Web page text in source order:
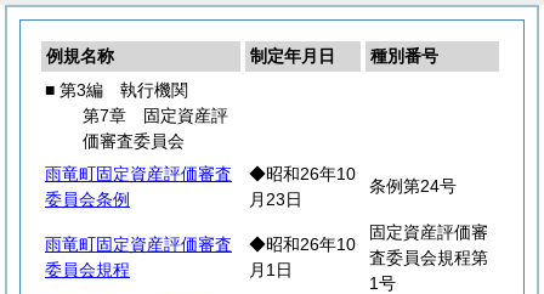
例規名称 制定年月日
種別番号
■ 第3編 執行機関
第7章 固定資産評
価審査委員会
雨竜町固定資産評価審査
委員会条例
◆昭和26年10
月23日
条例第24号
雨竜町固定資産評価審査
委員会規程
◆昭和26年10
月1日
固定資産評価審
査委員会規程第
1号